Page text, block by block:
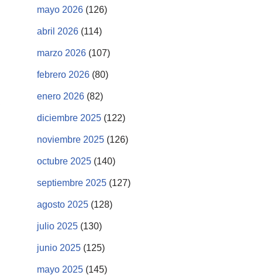
mayo 2026 (126)
abril 2026 (114)
marzo 2026 (107)
febrero 2026 (80)
enero 2026 (82)
diciembre 2025 (122)
noviembre 2025 (126)
octubre 2025 (140)
septiembre 2025 (127)
agosto 2025 (128)
julio 2025 (130)
junio 2025 (125)
mayo 2025 (145)